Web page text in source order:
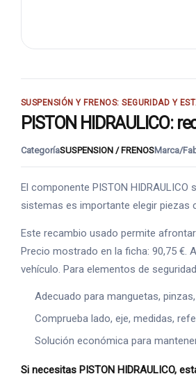
SUSPENSIÓN Y FRENOS: SEGURIDAD Y
PISTON HIDRAULICO:
CategoríaSUSPENSION / FRENOSMarca/
El componente PISTON
sistemas es importante elegir piezas
Este recambio usado permite
Precio mostrado en la ficha: 90,75 €.
vehículo. Para elementos de
Adecuado para manguetas,
Comprueba lado, eje, medidas,
Solución económica para
Si necesitas PISTON HIDRAULICO,